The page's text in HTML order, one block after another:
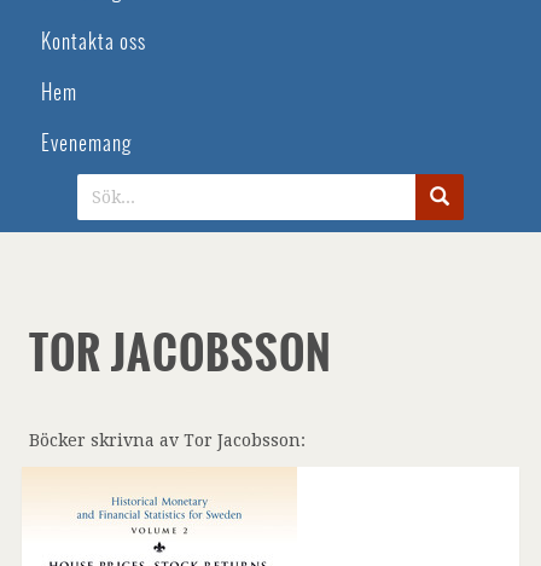
Kontakta oss
Hem
Evenemang
TOR JACOBSSON
Böcker skrivna av Tor Jacobsson: